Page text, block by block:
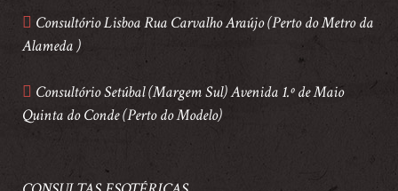
Consultório Lisboa Rua Carvalho Araújo (Perto do Metro da
Alameda )
Consultório Setúbal (Margem Sul) Avenida 1.º de Maio
Quinta do Conde (Perto do Modelo)